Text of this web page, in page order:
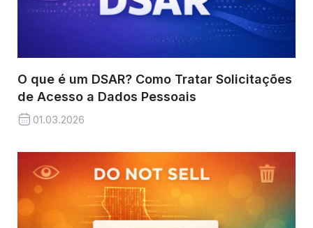
O que é um DSAR? Como Tratar Solicitações
de Acesso a Dados Pessoais
01.03.2026